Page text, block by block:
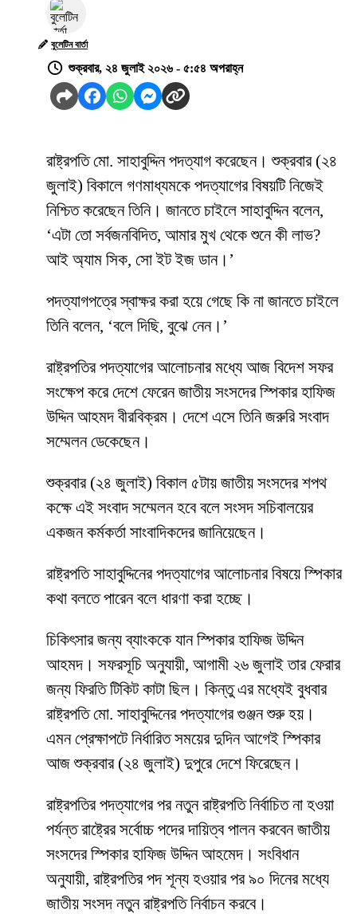
বুলেটিন বার্তা
শুক্রবার, ২৪ জুলাই ২০২৬ - ৫:৫৪ অপরাহ্ন
রাষ্ট্রপতি মো. সাহাবুদ্দিন পদত্যাগ করেছেন। শুক্রবার (২৪
জুলাই) বিকালে গণমাধ্যমকে পদত্যাগের বিষয়টি নিজেই
নিশ্চিত করেছেন তিনি। জানতে চাইলে সাহাবুদ্দিন বলেন,
‘এটা তো সর্বজনবিদিত, আমার মুখ থেকে শুনে কী লাভ?
আই অ্যাম সিক, সো ইট ইজ ডান।’
পদত্যাগপত্রে স্বাক্ষর করা হয়ে গেছে কি না জানতে চাইলে
তিনি বলেন, ‘বলে দিছি, বুঝে নেন।’
রাষ্ট্রপতির পদত্যাগের আলোচনার মধ্যে আজ বিদেশ সফর
সংক্ষেপ করে দেশে ফেরেন জাতীয় সংসদের স্পিকার হাফিজ
উদ্দিন আহমদ বীরবিক্রম। দেশে এসে তিনি জরুরি সংবাদ
সম্মেলন ডেকেছেন।
শুক্রবার (২৪ জুলাই) বিকাল ৫টায় জাতীয় সংসদের শপথ
কক্ষে এই সংবাদ সম্মেলন হবে বলে সংসদ সচিবালয়ের
একজন কর্মকর্তা সাংবাদিকদের জানিয়েছেন।
রাষ্ট্রপতি সাহাবুদ্দিনের পদত্যাগের আলোচনার বিষয়ে স্পিকার
কথা বলতে পারেন বলে ধারণা করা হচ্ছে।
চিকিৎসার জন্য ব্যাংককে যান স্পিকার হাফিজ উদ্দিন
আহমদ। সফরসূচি অনুযায়ী, আগামী ২৬ জুলাই তার ফেরার
জন্য ফিরতি টিকিট কাটা ছিল। কিন্তু এর মধ্যেই বুধবার
রাষ্ট্রপতি মো. সাহাবুদ্দিনের পদত্যাগের গুঞ্জন শুরু হয়।
এমন প্রেক্ষাপটে নির্ধারিত সময়ের দুদিন আগেই স্পিকার
আজ শুক্রবার (২৪ জুলাই) দুপুরে দেশে ফিরেছেন।
রাষ্ট্রপতির পদত্যাগের পর নতুন রাষ্ট্রপতি নির্বাচিত না হওয়া
পর্যন্ত রাষ্ট্রের সর্বোচ্চ পদের দায়িত্ব পালন করবেন জাতীয়
সংসদের স্পিকার হাফিজ উদ্দিন আহমেদ। সংবিধান
অনুযায়ী, রাষ্ট্রপতির পদ শূন্য হওয়ার পর ৯০ দিনের মধ্যে
জাতীয় সংসদ নতুন রাষ্ট্রপতি নির্বাচন করবে।